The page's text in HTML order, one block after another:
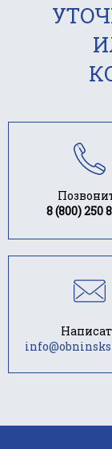
8 (800) 250